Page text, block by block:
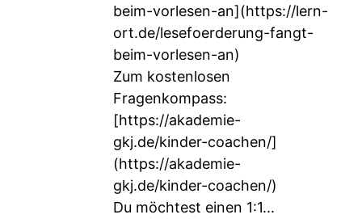
beim-vorlesen-an](https://lern-
ort.de/lesefoerderung-fangt-
beim-vorlesen-an)
Zum kostenlosen
Fragenkompass:
[https://akademie-
gkj.de/kinder-coachen/]
(https://akademie-
gkj.de/kinder-coachen/)
Du möchtest einen 1:1...